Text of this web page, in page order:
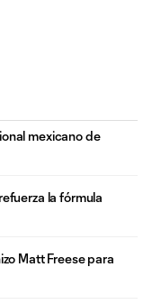
mexicano de
la fórmula
Matt Freese para